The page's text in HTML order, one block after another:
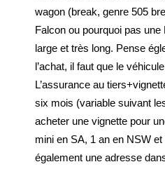
wagon (break, genre 505
Falcon ou pourquoi pas
large et très long. Pense
l’achat, il faut que le
L’assurance au
six mois (variable suivant
acheter une vignette pour
mini en SA, 1 an en NSW
également une adresse